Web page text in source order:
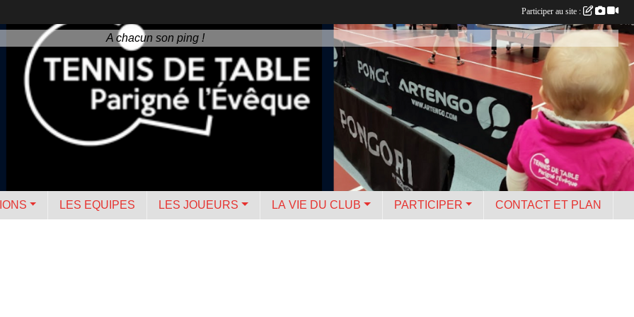
A chacun son ping !
LES EQUIPES LES JOUEURS LA VIE DU CLUB PARTICIPER CONTACT ET PLAN
Participer au site :